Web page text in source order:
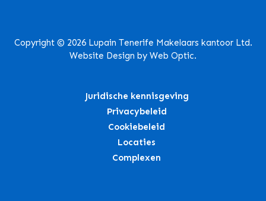
Copyright © 2026 Lupain Tenerife Makelaars kantoor Ltd.
Website Design by Web Optic.
Juridische kennisgeving
Privacybeleid
Cookiebeleid
Locaties
Complexen